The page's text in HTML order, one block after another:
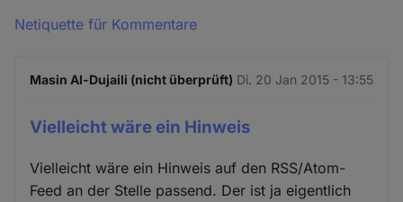
Netiquette für Kommentare
Masin Al-Dujaili (nicht überprüft) Di. 20 Jan 2015 - 13:55
Vielleicht wäre ein Hinweis
Vielleicht wäre ein Hinweis auf den RSS/Atom-
Feed an der Stelle passend. Der ist ja eigentlich